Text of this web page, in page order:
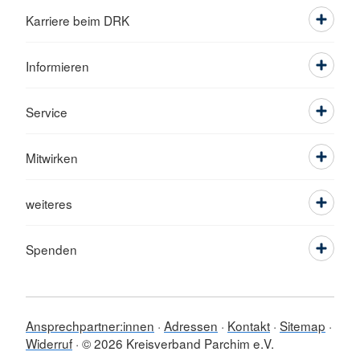
Karriere beim DRK
Informieren
Service
Mitwirken
weiteres
Spenden
Ansprechpartner:innen Adressen Kontakt Sitemap
Widerruf © 2026 Kreisverband Parchim e.V.